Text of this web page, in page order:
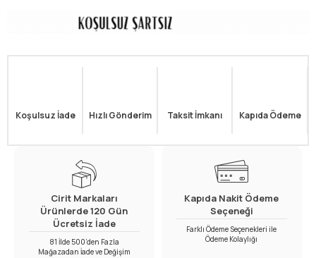
Koşulsuz İade Hızlı Gönderim Taksit İmkanı Kapıda Ödeme
Cirit Markaları
Ürünlerde 120 Gün
Ücretsiz İade
81 İlde 500’den Fazla
Mağazadan İade ve Değişim
Kapıda Nakit Ödeme
Seçeneği
Farklı Ödeme Seçenekleri ile
Ödeme Kolaylığı